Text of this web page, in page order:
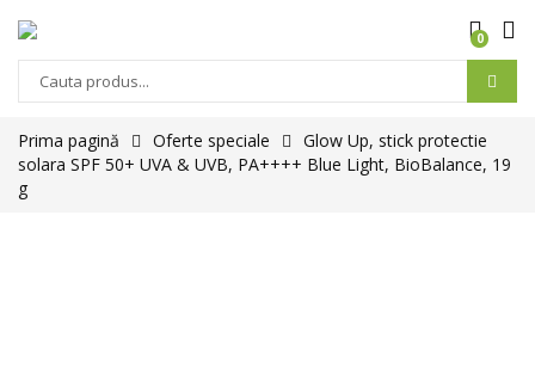
0
Prima pagină Oferte speciale
Glow Up, stick protectie
solara SPF 50+ UVA & UVB, PA++++ Blue Light, BioBalance, 19
g